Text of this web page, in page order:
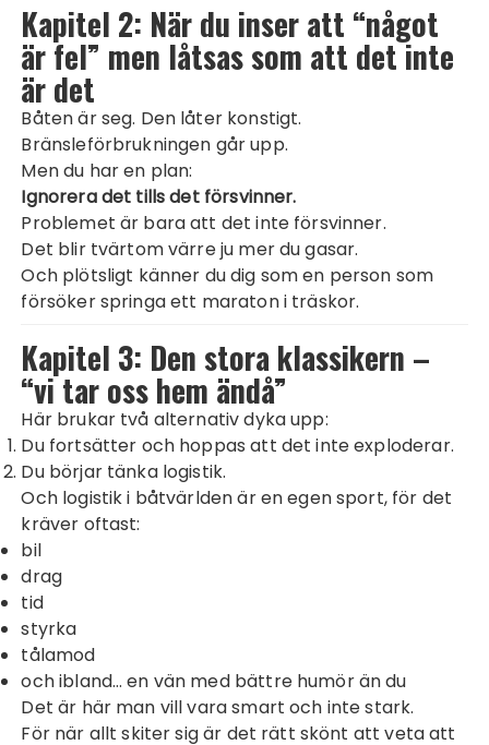
Kapitel 2: När du inser att “något
är fel” men låtsas som att det inte
är det
Båten är seg. Den låter konstigt.
Bränsleförbrukningen går upp.
Men du har en plan:
Ignorera det tills det försvinner.
Problemet är bara att det inte försvinner.
Det blir tvärtom värre ju mer du gasar.
Och plötsligt känner du dig som en person som
försöker springa ett maraton i träskor.
Kapitel 3: Den stora klassikern –
“vi tar oss hem ändå”
Här brukar två alternativ dyka upp:
Du fortsätter och hoppas att det inte exploderar.
Du börjar tänka logistik.
Och logistik i båtvärlden är en egen sport, för det
kräver oftast:
bil
drag
tid
styrka
tålamod
och ibland… en vän med bättre humör än du
Det är här man vill vara smart och inte stark.
För när allt skiter sig är det rätt skönt att veta att